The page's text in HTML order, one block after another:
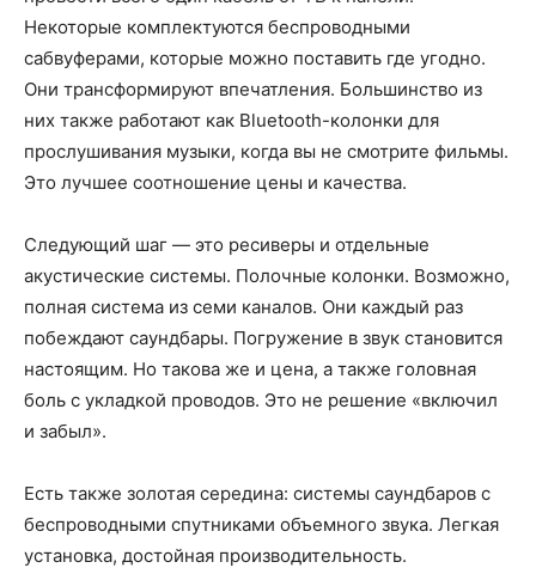
Некоторые комплектуются беспроводными
сабвуферами, которые можно поставить где угодно.
Они трансформируют впечатления. Большинство из
них также работают как Bluetooth-колонки для
прослушивания музыки, когда вы не смотрите фильмы.
Это лучшее соотношение цены и качества.
Следующий шаг — это ресиверы и отдельные
акустические системы. Полочные колонки. Возможно,
полная система из семи каналов. Они каждый раз
побеждают саундбары. Погружение в звук становится
настоящим. Но такова же и цена, а также головная
боль с укладкой проводов. Это не решение «включил
и забыл».
Есть также золотая середина: системы саундбаров с
беспроводными спутниками объемного звука. Легкая
установка, достойная производительность.